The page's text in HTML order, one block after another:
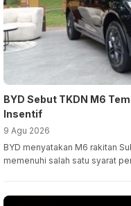
BYD Sebut TKDN M6
Insentif
9 Agu 2026
BYD menyatakan M6 rakitan
memenuhi salah satu syarat